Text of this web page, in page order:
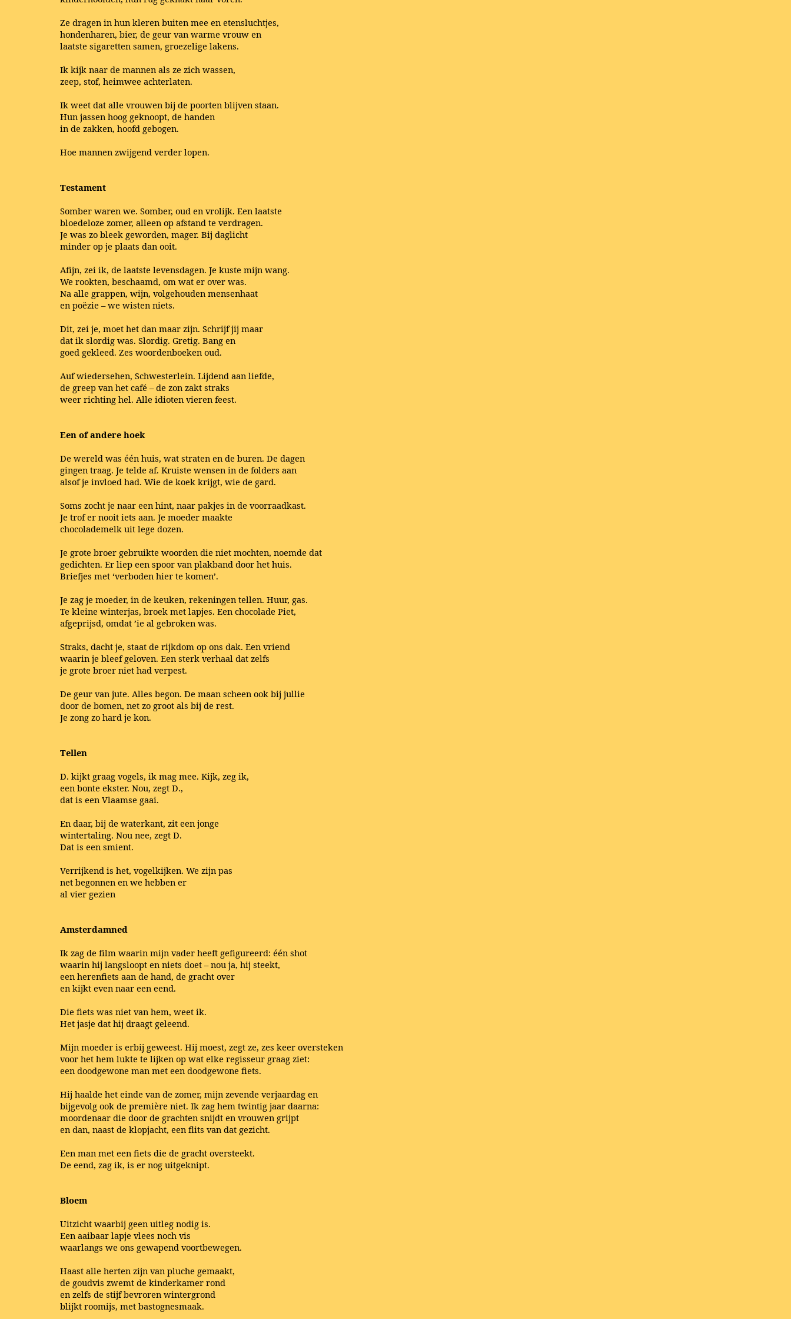
Ze dragen in hun kleren buiten mee en etensluchtjes,
hondenharen, bier, de geur van warme vrouw en
laatste sigaretten samen, groezelige lakens.
Ik kijk naar de mannen als ze zich wassen,
zeep, stof, heimwee achterlaten.
Ik weet dat alle vrouwen bij de poorten blijven staan.
Hun jassen hoog geknoopt, de handen
in de zakken, hoofd gebogen.
Hoe mannen zwijgend verder lopen.
Testament
Somber waren we. Somber, oud en vrolijk. Een laatste
bloedeloze zomer, alleen op afstand te verdragen.
Je was zo bleek geworden, mager. Bij daglicht
minder op je plaats dan ooit.
Afijn, zei ik, de laatste levensdagen. Je kuste mijn wang.
We rookten, beschaamd, om wat er over was.
Na alle grappen, wijn, volgehouden mensenhaat
en poëzie – we wisten niets.
Dit, zei je, moet het dan maar zijn. Schrijf jij maar
dat ik slordig was. Slordig. Gretig. Bang en
goed gekleed. Zes woordenboeken oud.
Auf wiedersehen, Schwesterlein. Lijdend aan liefde,
de greep van het café – de zon zakt straks
weer richting hel. Alle idioten vieren feest.
Een of andere hoek
De wereld was één huis, wat straten en de buren. De dagen
gingen traag. Je telde af. Kruiste wensen in de folders aan
alsof je invloed had. Wie de koek krijgt, wie de gard.
Soms zocht je naar een hint, naar pakjes in de voorraadkast.
Je trof er nooit iets aan. Je moeder maakte
chocolademelk uit lege dozen.
Je grote broer gebruikte woorden die niet mochten, noemde dat
gedichten. Er liep een spoor van plakband door het huis.
Briefjes met ‘verboden hier te komen’.
Je zag je moeder, in de keuken, rekeningen tellen. Huur, gas.
Te kleine winterjas, broek met lapjes. Een chocolade Piet,
afgeprijsd, omdat ’ie al gebroken was.
Straks, dacht je, staat de rijkdom op ons dak. Een vriend
waarin je bleef geloven. Een sterk verhaal dat zelfs
je grote broer niet had verpest.
De geur van jute. Alles begon. De maan scheen ook bij jullie
door de bomen, net zo groot als bij de rest.
Je zong zo hard je kon.
Tellen
D. kijkt graag vogels, ik mag mee. Kijk, zeg ik,
een bonte ekster. Nou, zegt D.,
dat is een Vlaamse gaai.
En daar, bij de waterkant, zit een jonge
wintertaling. Nou nee, zegt D.
Dat is een smient.
Verrijkend is het, vogelkijken. We zijn pas
net begonnen en we hebben er
al vier gezien
Amsterdamned
Ik zag de film waarin mijn vader heeft gefigureerd: één shot
waarin hij langsloopt en niets doet – nou ja, hij steekt,
een herenfiets aan de hand, de gracht over
en kijkt even naar een eend.
Die fiets was niet van hem, weet ik.
Het jasje dat hij draagt geleend.
Mijn moeder is erbij geweest. Hij moest, zegt ze, zes keer oversteken
voor het hem lukte te lijken op wat elke regisseur graag ziet:
een doodgewone man met een doodgewone fiets.
Hij haalde het einde van de zomer, mijn zevende verjaardag en
bijgevolg ook de première niet. Ik zag hem twintig jaar daarna:
moordenaar die door de grachten snijdt en vrouwen grijpt
en dan, naast de klopjacht, een flits van dat gezicht.
Een man met een fiets die de gracht oversteekt.
De eend, zag ik, is er nog uitgeknipt.
Bloem
Uitzicht waarbij geen uitleg nodig is.
Een aaibaar lapje vlees noch vis
waarlangs we ons gewapend voortbewegen.
Haast alle herten zijn van pluche gemaakt,
de goudvis zwemt de kinderkamer rond
en zelfs de stijf bevroren wintergrond
blijkt roomijs, met bastognesmaak.